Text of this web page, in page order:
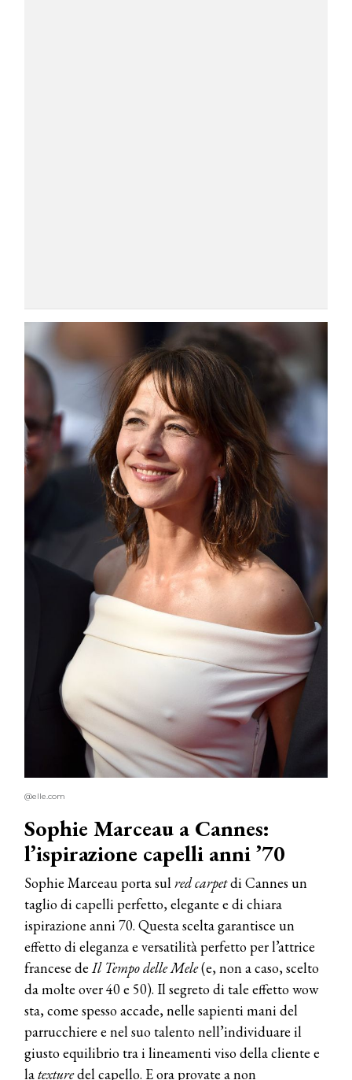
@elle.com
Sophie Marceau a Cannes:
l’ispirazione capelli anni ’70
Sophie Marceau porta sulred carpetdi Cannes un
taglio di capelli perfetto, elegante e di chiara
ispirazione anni 70. Questa scelta garantisce un
effetto di eleganza e versatilità perfetto per l’attrice
francese deIl Tempo delle Mele(e, non a caso, scelto
da molte over 40 e 50). Il segreto di tale effetto wow
sta, come spesso accade, nelle sapienti mani del
parrucchiere e nel suo talento nell’individuare il
giusto equilibrio tra i lineamenti viso della cliente e
latexturedel capello. E ora provate a non